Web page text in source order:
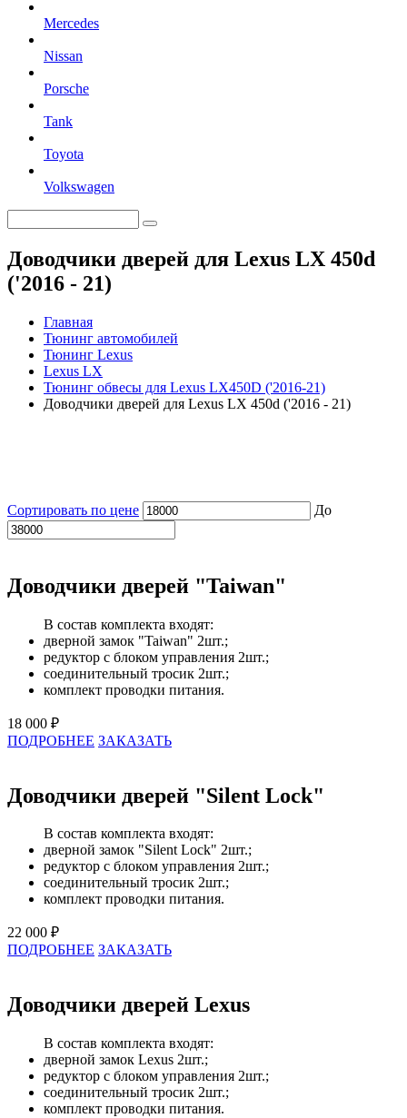
Mercedes
Nissan
Porsche
Tank
Toyota
Volkswagen
Доводчики дверей для Lexus LX 450d
('2016 - 21)
Главная
Тюнинг автомобилей
Тюнинг Lexus
Lexus LX
Тюнинг обвесы для Lexus LX450D ('2016-21)
Доводчики дверей для Lexus LX 450d ('2016 - 21)
Сортировать по цене До
Доводчики дверей "Taiwan"
В состав комплекта входят:
дверной замок "Taiwan" 2шт.;
редуктор с блоком управления 2шт.;
соединительный тросик 2шт.;
комплект проводки питания.
18 000 ₽
ПОДРОБНЕЕ ЗАКАЗАТЬ
Доводчики дверей "Silent Lock"
В состав комплекта входят:
дверной замок "Silent Lock" 2шт.;
редуктор с блоком управления 2шт.;
соединительный тросик 2шт.;
комплект проводки питания.
22 000 ₽
ПОДРОБНЕЕ ЗАКАЗАТЬ
Доводчики дверей Lexus
В состав комплекта входят:
дверной замок Lexus 2шт.;
редуктор с блоком управления 2шт.;
соединительный тросик 2шт.;
комплект проводки питания.